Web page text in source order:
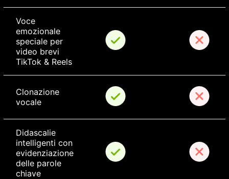
Voce
emozionale
speciale per
video brevi
TikTok & Reels
Clonazione
vocale
Didascalie
intelligenti con
evidenziazione
delle parole
chiave